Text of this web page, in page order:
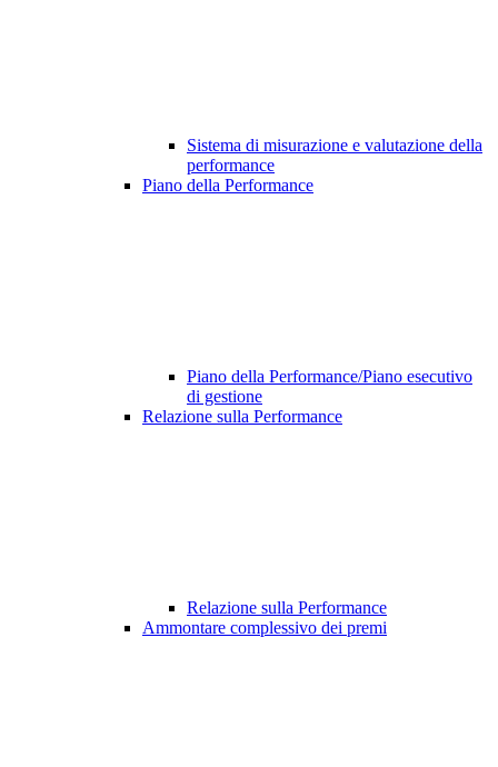
Sistema di misurazione e valutazione della
performance
Piano della Performance
Piano della Performance/Piano esecutivo
di gestione
Relazione sulla Performance
Relazione sulla Performance
Ammontare complessivo dei premi